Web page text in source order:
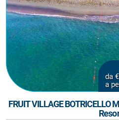
da €
a
FRUIT VILLAGE